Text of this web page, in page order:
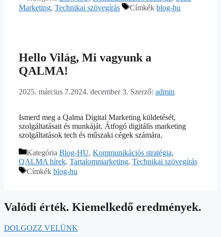
Marketing, Technikai szövegírás Címkék blog-hu
Hello Világ, Mi vagyunk a
QALMA!
2025. március 7.2024. december 3. Szerző: admin
Ismerd meg a Qalma Digital Marketing küldetését,
szolgáltatásait és munkáját. Átfogó digitális marketing
szolgáltatások tech és műszaki cégek számára.
Kategória Blog-HU, Kommunikációs stratégia,
QALMA hírek, Tartalommarketing, Technikai szövegírás
Címkék blog-hu
Valódi érték. Kiemelkedő eredmények.
DOLGOZZ VELÜNK